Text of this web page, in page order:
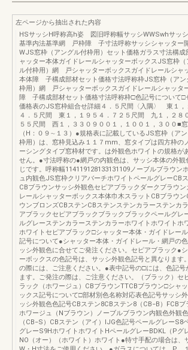
左ページから抽出された内容
HSサッシH呼称高h姿 図旧呼称幅サッシWWSwhサッ
基準内法基準網 戸枠障 子寸法呼称サッシシャッター
WJS窓枠（アングル付枠用）セット価格ガラス寸法構成
ャッター本体ガイドレールシャッターボックスJS窓枠（
ル付枠用）網 戸シャッターボックスガイドレールシャ
本体障 子構成部材セット価格寸法呼称枠JS窓枠（アン
枠用）網 戸シャッターボックスガイドレールシャッタ
障 子構成部材セット価格寸法呼称枠□色記号について□
価格表のJS窓枠組合せ詳細４．５尺間〈入隅〉 東１，
４．５尺間 東１，１９５４．７２５尺間 九１，２８
５５尺間 西１，３３０９００１，１００１，３００■
（H：０９∼１３）●規格表に記載しているJS窓枠（ア
枠用）は、窓枠見込み１１７mm、窓タイプは四方枠の
ーシングタイプ窓枠材です。は外観色ホワイトの規格が
せん。●寸法呼称の●網戸の内観色は、サッシ本体の外観
じです。呼称幅114119128133131109ノーブルブラウン
ュ内観色JS窓枠クリアバーチホワイトペールグレーCB
CBブラウンサッシ外観色セピアブラックダークブラウン
レールシャッターボックス本体巾木スラットCBブラウン
ウンブロンズCBステンCBステンステンカラーステンカ
アブラックセピアブラックブラックブラックペールグレ
ルグレーステンカラーステンカラーホワイトホワイトホ
ホワイトセピアブラック□シャッター本体・ガイドレー
記号について●シャッター本体・ガイドレール・網戸の
ッシ外観色に合せてご発注ください。セピアブラック●
ーボックスの色記号は、サッシ外観色記号と異なります
の際には、ご注意ください。●表中記号の□には、色記号
ます。ご発注の際は、ご注意ください。（ブラック）セ
ラック（ホワージュ）CBブラウンTTCBブラウン□シャ
ックス記号について□部材別色名称対応表色記号サッシ
ッシ外観色色記号CBステン8CBステン8（CB−B）FCBブ
ホワージュ（Nブラウン）ノーブルブラウン内観色外観色
（CB−S）CBステン（アイ）IJG色記号ペールグレーS8
グレーS9HホワイトホワイトHペールグレーBDKL（Pグ
NO（オー）（ホワイト）ホワイト●特寸手配の場合は、